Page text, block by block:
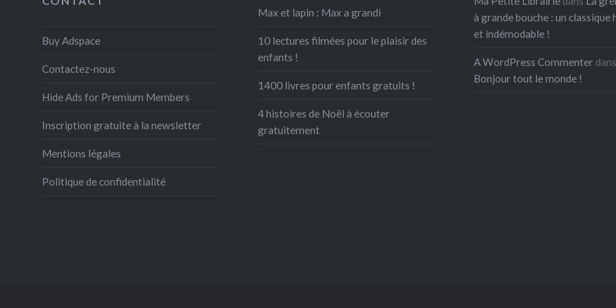
Max et lapin : Max a grandi
10 lectures filmées pour le plaisir des
enfants !
1400 livres pour enfants gratuits !
4 histoires de Noël à écouter
gratuitement
à grande bouche : un classique
et indémodable !
A WordPress Commenter dans
Bonjour tout le monde !
Buy Adspace
Contactez-nous
Hide Ads for Premium Members
Inscription gratuite à la newsletter
Mentions légales
Politique de confidentialité